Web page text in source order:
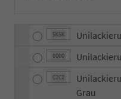
5K5K
0Q0Q
C2C2
Grau